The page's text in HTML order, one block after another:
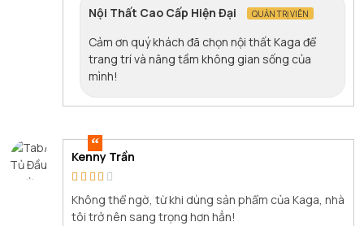
Nội Thất Cao Cấp Hiện Đại QUẢN TRỊ VIÊN
Cảm ơn quý khách đã chọn nội thất Kaga để
trang trí và nâng tầm không gian sống của
mình!
Kenny Trần
Không thể ngờ, từ khi dùng sản phẩm của Kaga, nhà
tôi trở nên sang trọng hơn hẳn!